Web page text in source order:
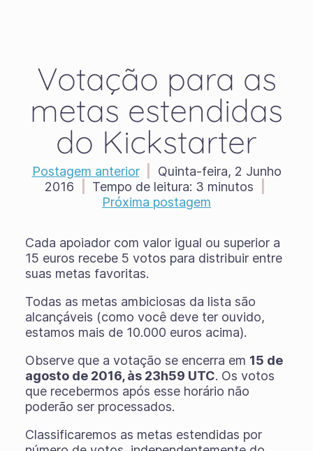
Votação para as
metas estendidas
do Kickstarter
Postagem anterior
Quinta-feira, 2 Junho
2016
Tempo de leitura: 3 minutos
Próxima postagem
Cada apoiador com valor igual ou superior a
15 euros recebe 5 votos para distribuir entre
suas metas favoritas.
Todas as metas ambiciosas da lista são
alcançáveis ​​(como você deve ter ouvido,
estamos mais de 10.000 euros acima).
Observe que a votação se encerra em 15 de
agosto de 2016, às 23h59 UTC. Os votos
que recebermos após esse horário não
poderão ser processados.
Classificaremos as metas estendidas por